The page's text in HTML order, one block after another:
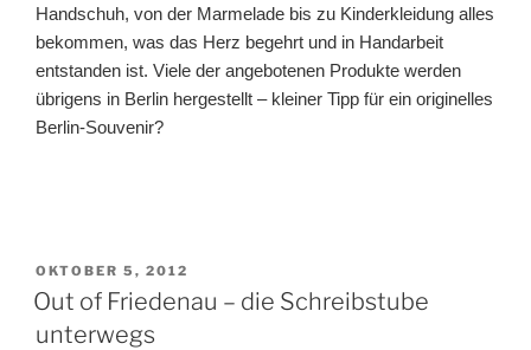
Handschuh, von der Marmelade bis zu Kinderkleidung alles
bekommen, was das Herz begehrt und in Handarbeit
entstanden ist. Viele der angebotenen Produkte werden
übrigens in Berlin hergestellt – kleiner Tipp für ein originelles
Berlin-Souvenir?
VERÖFFENTLICHT
AM
OKTOBER 5, 2012
Out of Friedenau – die Schreibstube
unterwegs